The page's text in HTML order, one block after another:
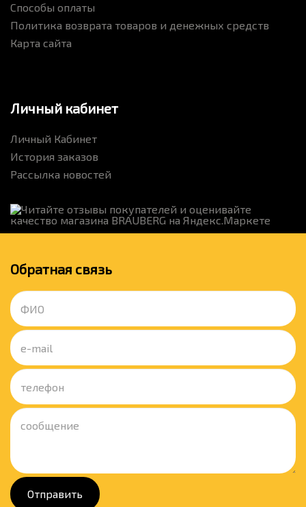
Способы оплаты
Политика возврата товаров и денежных средств
Карта сайта
Личный кабинет
Личный Кабинет
История заказов
Рассылка новостей
Обратная связь
Отправить